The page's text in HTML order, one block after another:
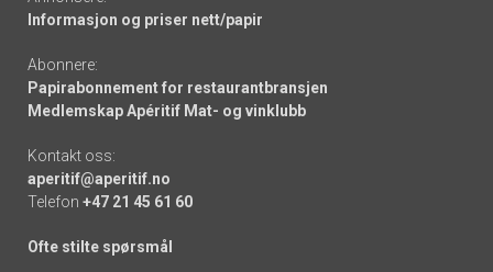
Informasjon og priser nett/papir
Abonnere:
Papirabonnement for restaurantbransjen
Medlemskap Apéritif Mat- og vinklubb
Kontakt oss:
aperitif@aperitif.no
Telefon +47 21 45 61 60
Ofte stilte spørsmål